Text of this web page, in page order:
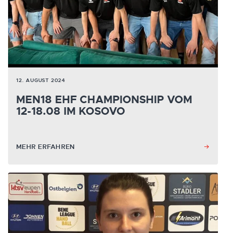
12. AUGUST 2024
MEN18 EHF CHAMPIONSHIP VOM
12-18.08 IM KOSOVO
MEHR ERFAHREN